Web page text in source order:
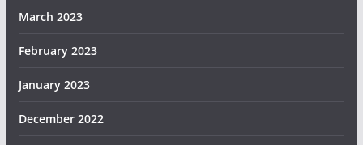
March 2023
February 2023
January 2023
December 2022